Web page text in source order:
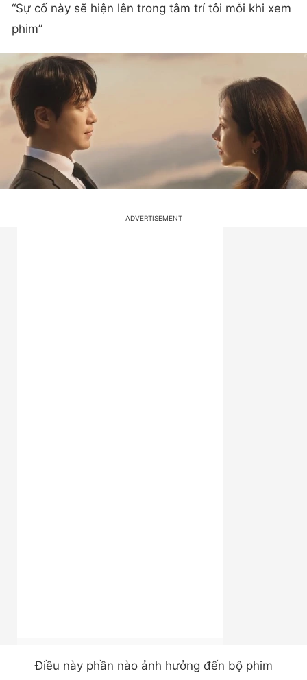
“Sự cố này sẽ hiện lên trong tâm trí tôi mỗi khi xem
phim”
Điều này phần nào ảnh hưởng đến bộ phim